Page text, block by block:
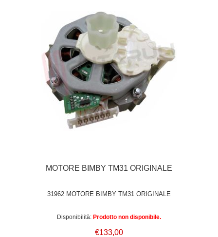
MOTORE BIMBY TM31 ORIGINALE
31962 MOTORE BIMBY TM31 ORIGINALE
Disponibilità: Prodotto non disponibile.
€133,00